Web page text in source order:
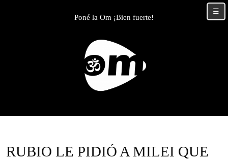
Poné la Om ¡Bien fuerte!
RUBIO LE PIDIÓ A MILEI QUE
☰